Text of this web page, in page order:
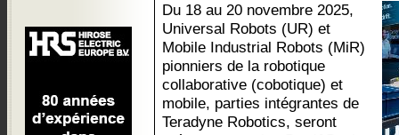
Du 18 au 20 novembre 2025,
Universal Robots (UR) et
Mobile Industrial Robots (MiR)
pionniers de la robotique
collaborative (cobotique) et
mobile, parties intégrantes de
Teradyne Robotics, seront